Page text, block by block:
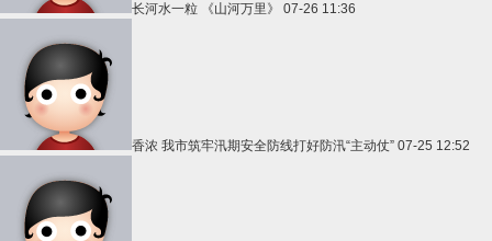
长河水一粒 《山河万里》 07-26 11:36
香浓 我市筑牢汛期安全防线打好防汛“主动仗” 07-25 12:52